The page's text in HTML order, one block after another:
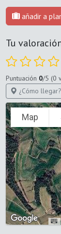
añadir a
Tu
Puntuación 0/5 (0
¿Cómo llegar?
Map